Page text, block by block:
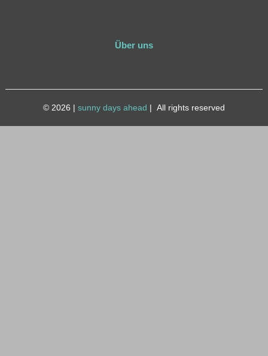
Über uns
© 2026 | sunny days ahead | All rights reserved